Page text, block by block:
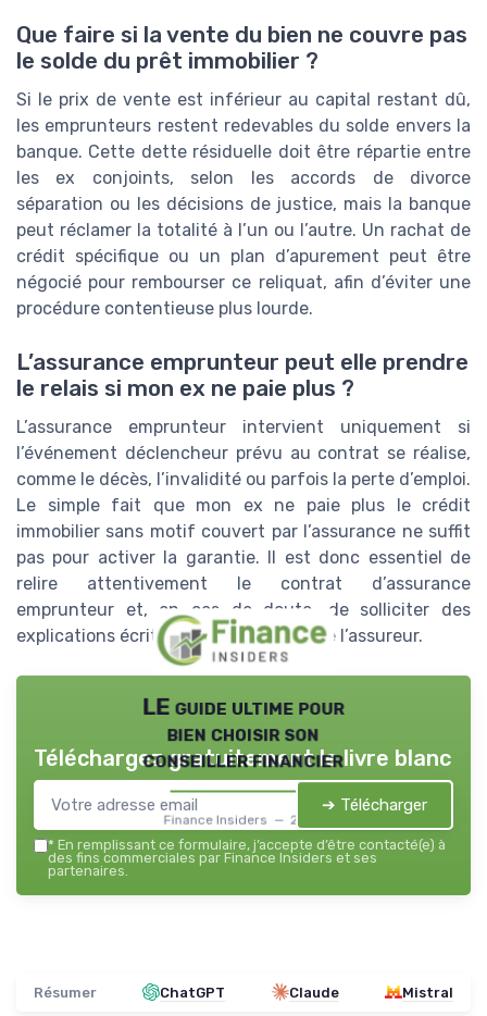
Que faire si la vente du bien ne couvre pas
le solde du prêt immobilier ?
Si le prix de vente est inférieur au capital restant dû,
les emprunteurs restent redevables du solde envers la
banque. Cette dette résiduelle doit être répartie entre
les ex conjoints, selon les accords de divorce
séparation ou les décisions de justice, mais la banque
peut réclamer la totalité à l’un ou l’autre. Un rachat de
crédit spécifique ou un plan d’apurement peut être
négocié pour rembourser ce reliquat, afin d’éviter une
procédure contentieuse plus lourde.
L’assurance emprunteur peut elle prendre
le relais si mon ex ne paie plus ?
L’assurance emprunteur intervient uniquement si
l’événement déclencheur prévu au contrat se réalise,
comme le décès, l’invalidité ou parfois la perte d’emploi.
Le simple fait que mon ex ne paie plus le crédit
immobilier sans motif couvert par l’assurance ne suffit
pas pour activer la garantie. Il est donc essentiel de
relire attentivement le contrat d’assurance
emprunteur et, en cas de doute, de solliciter des
explications écrites de la banque ou de l’assureur.
LE guide ultime pour
bien choisir son
conseiller financier
Finance Insiders — 2026
Téléchargez gratuitement le livre blanc
➔ Télécharger
* En remplissant ce formulaire, j’accepte d’être contacté(e) à
des fins commerciales par Finance Insiders et ses
partenaires.
Résumer ChatGPT Claude Mistral